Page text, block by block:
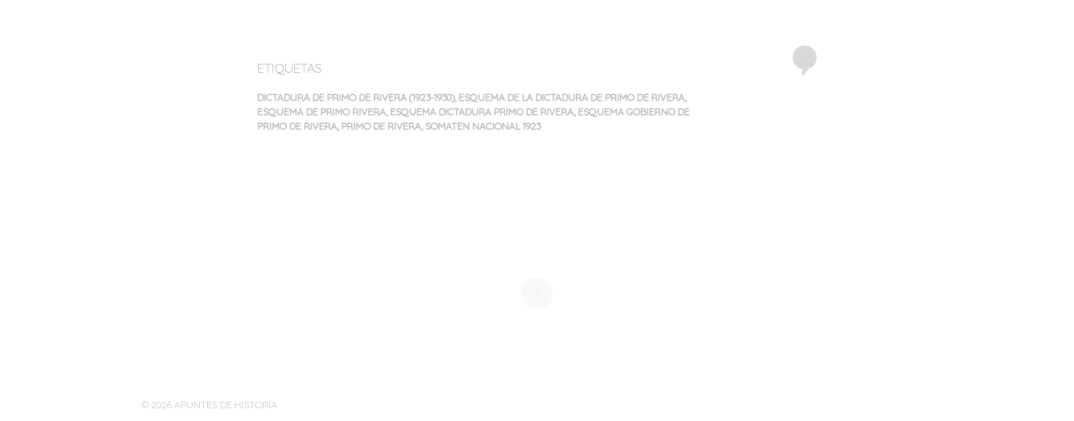
ETIQUETAS
DICTADURA DE PRIMO DE RIVERA (1923-1930), ESQUEMA DE LA DICTADURA DE PRIMO DE RIVERA,
ESQUEMA DE PRIMO RIVERA, ESQUEMA DICTADURA PRIMO DE RIVERA, ESQUEMA GOBIERNO DE
PRIMO DE RIVERA, PRIMO DE RIVERA, SOMATEN NACIONAL 1923
· © 2026 APUNTES DE HISTORIA